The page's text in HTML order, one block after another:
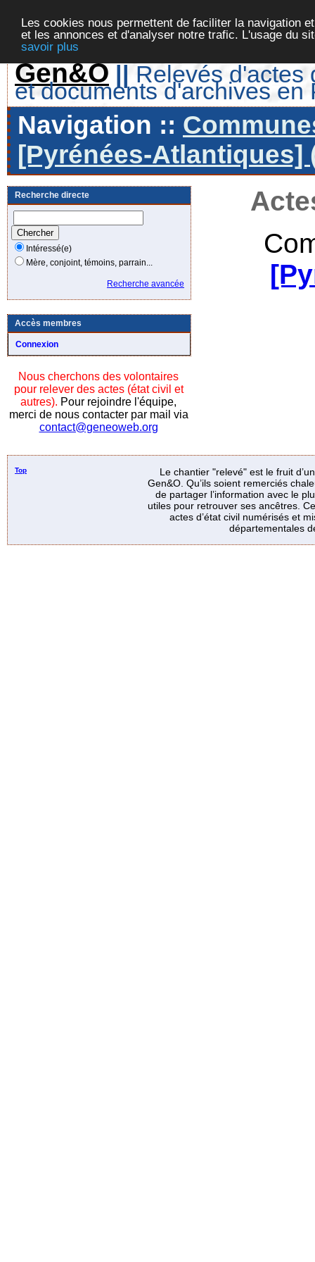
Les cookies nous permettent de faciliter la navigation
et les annonces et d'analyser notre trafic. L'usage du
savoir plus
Gen&O || Relevés d'actes
et documents d'archives en
Navigation ::
[Pyrénées-Atlantiques]
Recherche directe
Intéressé(e)
Mère, conjoint, témoins, parrain...
Recherche avancée
Accès membres
Connexion
Nous cherchons des volontaires
pour relever des actes (état civil et
autres). Pour rejoindre l'équipe,
merci de nous contacter par mail via
contact@geneoweb.org
Top
Le chantier "relevé" est le fruit
Gen&O. Qu’ils soient remerciés
de partager l’information avec le
utiles pour retrouver ses ancêtres.
actes d’état civil numérisés et
départementales